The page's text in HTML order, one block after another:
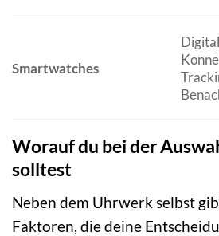
Smartwatches
Worauf du bei der
solltest
Neben dem Uhrwerk selbst
Faktoren, die deine